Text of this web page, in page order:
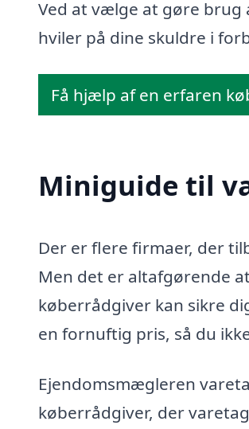
Ved at vælge at gøre brug
hviler på dine skuldre i
Få hjælp af en erfaren
Miniguide til
Der er flere firmaer, der
Men det er altafgørende
køberrådgiver kan sikre
en fornuftig pris, så du
Ejendomsmægleren
køberrådgiver, der